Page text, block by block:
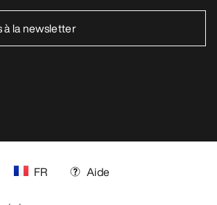
FR Aide